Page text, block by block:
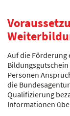
Auf die
Personen
die
Qualifizierung
Informationen